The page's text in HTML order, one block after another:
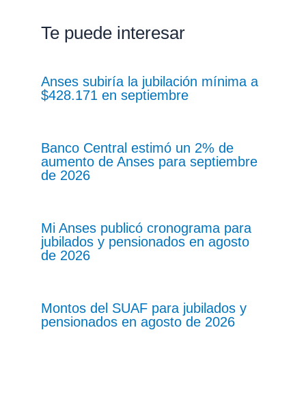
Te puede interesar
Anses subiría la jubilación mínima a
$428.171 en septiembre
Banco Central estimó un 2% de
aumento de Anses para septiembre
de 2026
Mi Anses publicó cronograma para
jubilados y pensionados en agosto
de 2026
Montos del SUAF para jubilados y
pensionados en agosto de 2026